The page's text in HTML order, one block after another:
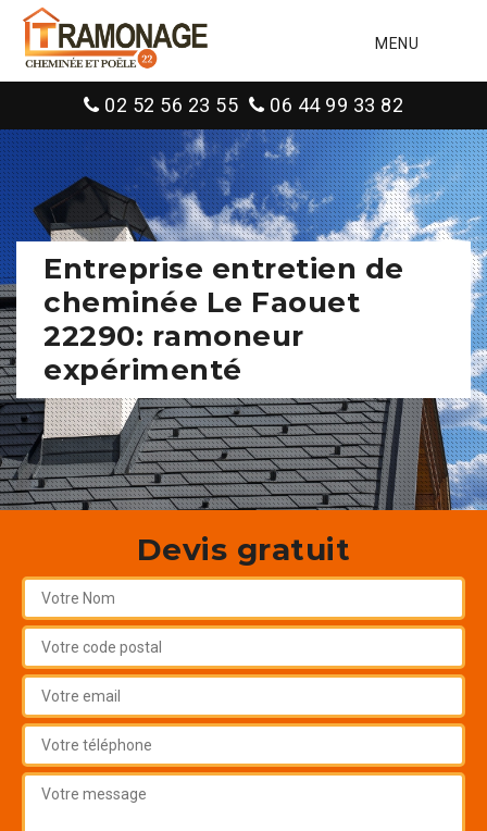
MENU
02 52 56 23 55 06 44 99 33 82
Entreprise entretien de
cheminée Le Faouet
22290: ramoneur
expérimenté
Devis gratuit